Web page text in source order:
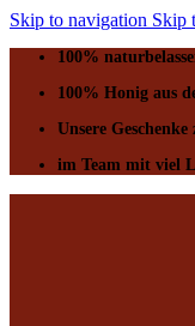
Skip to navigation Skip
100%
100% Honig aus
Unsere
im Team mit viel